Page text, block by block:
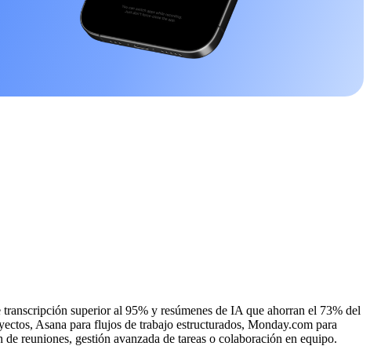
superior al 95% y resúmenes de IA que ahorran el 73% del
Asana para flujos de trabajo estructurados, Monday.com para
reuniones, gestión avanzada de tareas o colaboración en equipo.